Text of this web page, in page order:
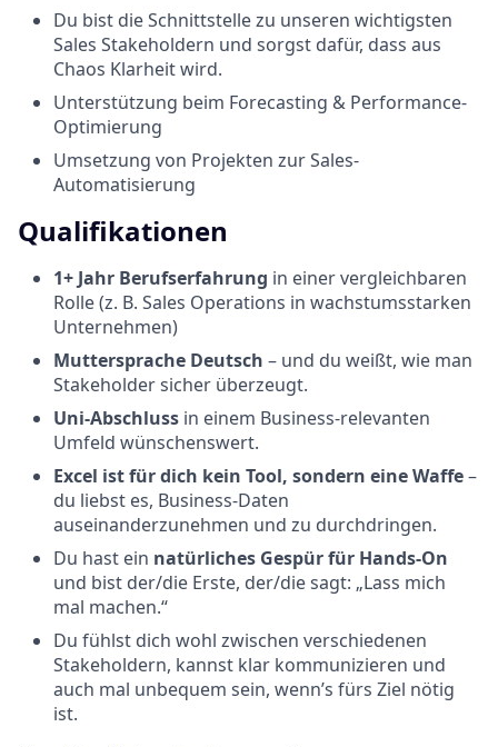
Du bist die Schnittstelle zu unseren wichtigsten
Sales Stakeholdern und sorgst dafür, dass aus
Chaos Klarheit wird.
Unterstützung beim Forecasting & Performance-
Optimierung
Umsetzung von Projekten zur Sales-
Automatisierung
Qualifikationen
1+ Jahr Berufserfahrung in einer vergleichbaren
Rolle (z. B. Sales Operations in wachstumsstarken
Unternehmen)
Muttersprache Deutsch – und du weißt, wie man
Stakeholder sicher überzeugt.
Uni-Abschluss in einem Business-relevanten
Umfeld wünschenswert.
Excel ist für dich kein Tool, sondern eine Waffe–
du liebst es, Business-Daten
auseinanderzunehmen und zu durchdringen.
Du hast ein natürliches Gespür für Hands-On
und bist der/die Erste, der/die sagt: „Lass mich
mal machen.“
Du fühlst dich wohl zwischen verschiedenen
Stakeholdern, kannst klar kommunizieren und
auch mal unbequem sein, wenn’s fürs Ziel nötig
ist.